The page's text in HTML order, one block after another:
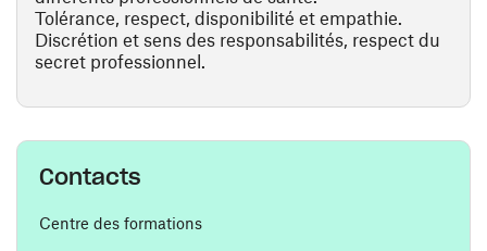
Tolérance, respect, disponibilité et empathie.
Discrétion et sens des responsabilités, respect du
secret professionnel.
Contacts
Centre des formations